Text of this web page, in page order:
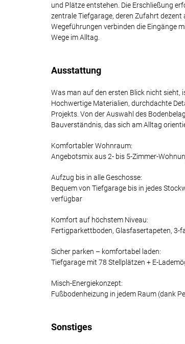
und Plätze entstehen. Die Erschließung
zentrale Tiefgarage, deren Zufahrt
Wegeführungen verbinden die Eingänge
Wege im Alltag.
Ausstattung
Was man auf den ersten Blick nicht sieht,
Hochwertige Materialien, durchdachte
Projekts. Von der Auswahl des
Bauverständnis, das sich am Alltag
Komfortabler Wohnraum:
Angebotsmix aus 2- bis 5-Zimmer-
Aufzug bis in alle Geschosse:
Bequem von Tiefgarage bis in jedes
verfügbar
Komfort auf höchstem Niveau:
Fertigparkettboden, Glasfasertapeten, 3-
Sicher parken – komfortabel laden:
Tiefgarage mit 78 Stellplätzen + E-
Misch-Energiekonzept:
Fußbodenheizung in jedem Raum (dank
Sonstiges